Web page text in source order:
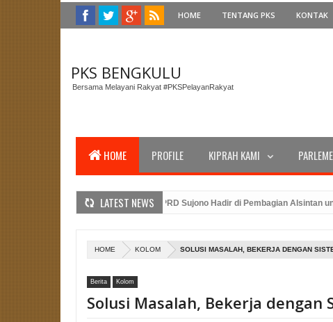
HOME TENTANG PKS KONTAK
PKS BENGKULU
Bersama Melayani Rakyat #PKSPelayanRakyat
HOME PROFILE KIPRAH KAMI
LATEST NEWS
Gubernur Bengkulu, Anggota DPRD Sujono Hadir di Pembagian Alsintan untuk
PKS Bengkulu dan Amanat Presiden PKS Dalam Peringatan Upacara HUT RI
Caleg PKS Benteng: Merancang Strategi Pemenangan Pemilu dengan
HOME KOLOM SOLUSI MASALAH, BEKERJA DENGAN
Berita Kolom
Solusi Masalah, Bekerja dengan